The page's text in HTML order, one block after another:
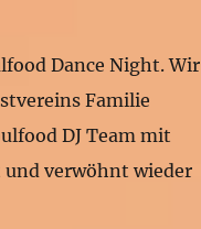
Dance Night. Wir
Familie
DJ Team mit
verwöhnt wieder